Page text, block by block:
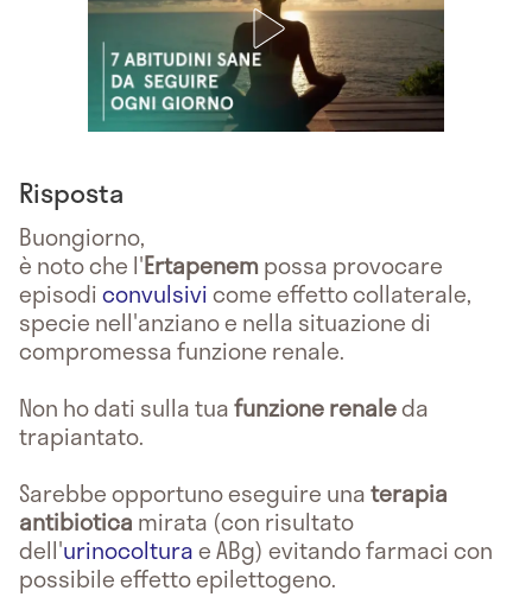
Risposta
Buongiorno,
è noto che l'Ertapenempossa provocare
episodiconvulsivicome effetto collaterale,
specie nell'anziano e nella situazione di
compromessa funzione renale.
Non ho dati sulla tuafunzione renaleda
trapiantato.
Sarebbe opportuno eseguire unaterapia
antibiotica mirata (con risultato
dell'urinocolturae ABg) evitando farmaci con
possibile effetto epilettogeno.